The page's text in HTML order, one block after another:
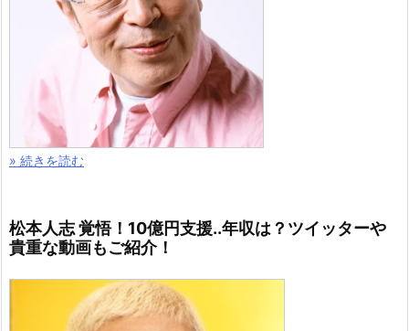
» 続きを読む
松本人志 覚悟！10億円支援..年収は？ツイッターや
貴重な動画もご紹介！